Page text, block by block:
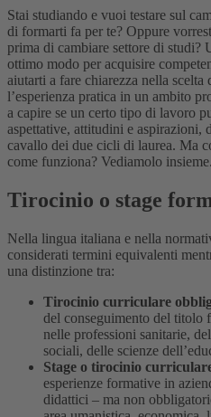
Stai studiando e vuoi testare sul
di formarti fa per te? Oppure
prima di cambiare settore di
ottimo modo per acquisire
aiutarti a fare chiarezza nella
l’esperienza pratica in un ambito
a capire se un certo tipo di lavoro
aspettative, attitudini e aspirazioni,
cavallo dei due cicli di laurea. Ma
come funziona? Vediamolo insieme.
Tirocinio o stage
Nella lingua italiana e nella
considerati termini equivalenti
una distinzione tra:
Tirocinio curriculare
del conseguimento del titolo
nelle professioni sanitarie,
sociali, delle scienze
Stage o tirocinio
esperienze formative in
didattici – ma non